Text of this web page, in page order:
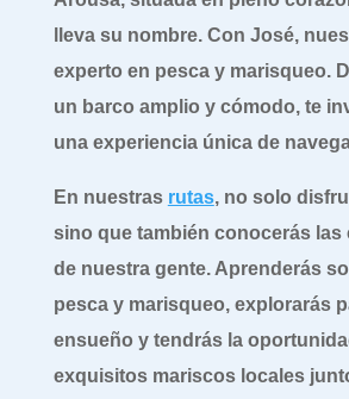
lleva su nombre. Con José,
experto en pesca y marisqueo.
un barco amplio y cómodo, te
una experiencia única de
En nuestras rutas, no solo
sino que también conocerás las
de nuestra gente. Aprenderás
pesca y marisqueo, explorarás
ensueño y tendrás la
exquisitos mariscos locales